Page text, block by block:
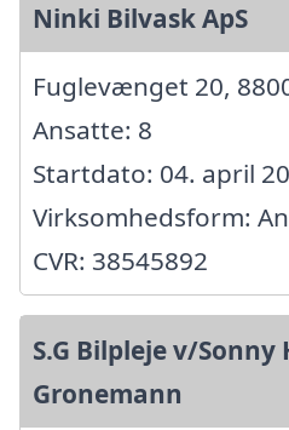
Ninki Bilvask ApS
Fuglevænget 20,
Ansatte: 8
Startdato: 04. april
Virksomhedsform:
CVR: 38545892
S.G Bilpleje v/Sonny
Gronemann